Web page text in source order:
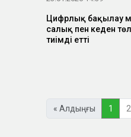
Цифрлық бақылау
салық пен кеден
тиімді етті
« Алдыңғы 1 2